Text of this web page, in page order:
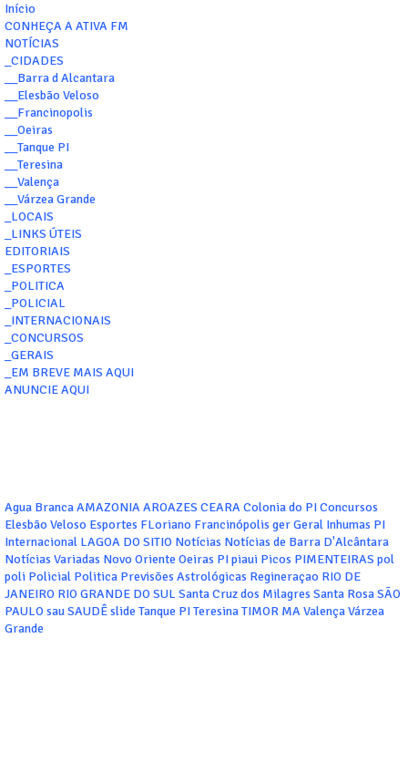
Início
CONHEÇA A ATIVA FM
NOTÍCIAS
_CIDADES
__Barra d Alcantara
__Elesbão Veloso
__Francinopolis
__Oeiras
__Tanque PI
__Teresina
__Valença
__Várzea Grande
_LOCAIS
_LINKS ÚTEIS
EDITORIAIS
_ESPORTES
_POLITICA
_POLICIAL
_INTERNACIONAIS
_CONCURSOS
_GERAIS
_EM BREVE MAIS AQUI
ANUNCIE AQUI
Agua BrancaAMAZONIAAROAZES CEARAColonia do PIConcursos
Elesbão Veloso Esportes FLoriano Francinópolis gerGeral Inhumas PI
Internacional LAGOA DO SITIO Notícias Notícias de Barra D'Alcântara
Notícias Variadas Novo Oriente Oeiras PIpiaui Picos PIMENTEIRAS pol
poli Policial Politica Previsões Astrológicas Regineraçao RIO DE
JANEIRO RIO GRANDE DO SUL Santa Cruz dos Milagres Santa RosaSÃO
PAULOsauSAUDÊslide Tanque PITeresinaTIMOR MAValençaVárzea
Grande